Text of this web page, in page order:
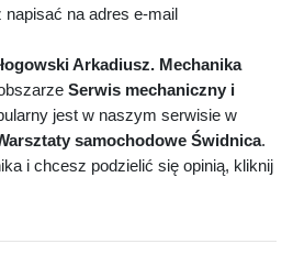
napisać na adres e-mail
Arkadiusz. Mechanika
Serwis mechaniczny i
jest w naszym serwisie w
samochodowe Świdnica.
i chcesz podzielić się opinią, kliknij